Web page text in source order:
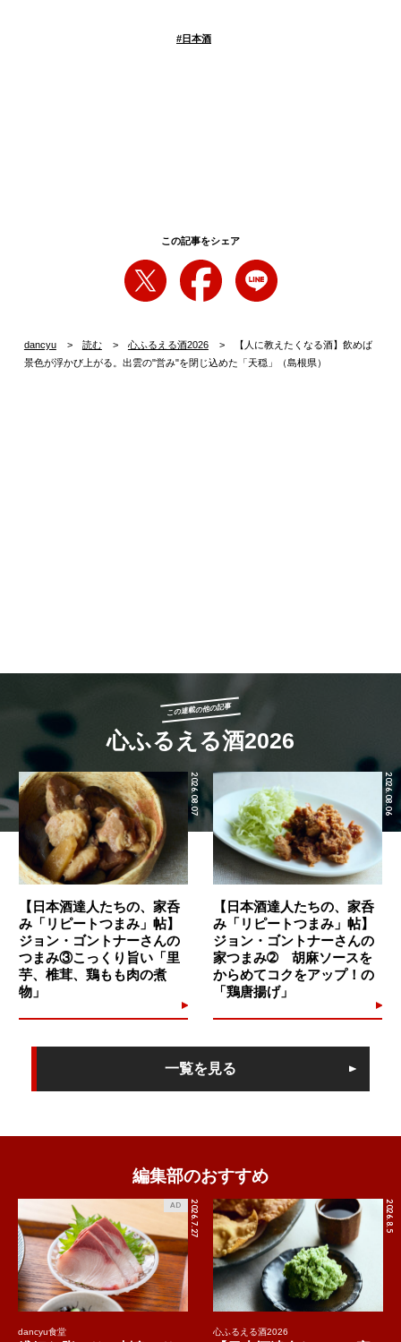
#日本酒
この記事をシェア
dancyu 読む 心ふるえる酒2026
【人に教えたくなる酒】飲めば
景色が浮かび上がる。出雲の"営み"を閉じ込めた「天穏」（島根県）
この連載の他の記事
心ふるえる酒2026
2026.08.07
【日本酒達人たちの、家呑
み「リピートつまみ」帖】
ジョン・ゴントナーさんの
つまみ③こっくり旨い「里
芋、椎茸、鶏もも肉の煮
物」
2026.08.06
【日本酒達人たちの、家呑
み「リピートつまみ」帖】
ジョン・ゴントナーさんの
家つまみ➁ 胡麻ソースを
からめてコクをアップ！の
「鶏唐揚げ」
一覧を見る
編集部のおすすめ
2026.7.27
AD
dancyu食堂
2026.8.5
心ふるえる酒2026